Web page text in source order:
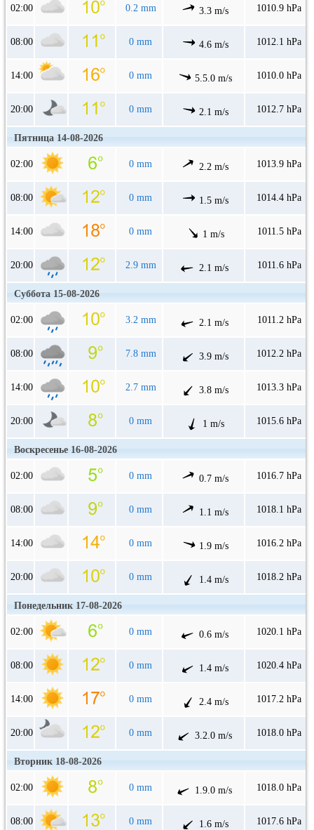
02:00 0.2 mm 3.3 m/s 1010.9 hPa
08:00 0 mm 4.6 m/s 1012.1 hPa
14:00 0 mm 5.5.0 m/s 1010.0 hPa
20:00 0 mm 2.1 m/s 1012.7 hPa
Пятница 14-08-2026
02:00 0 mm 2.2 m/s 1013.9 hPa
08:00 0 mm 1.5 m/s 1014.4 hPa
14:00 0 mm 1 m/s 1011.5 hPa
20:00 2.9 mm 2.1 m/s 1011.6 hPa
Суббота 15-08-2026
02:00 3.2 mm 2.1 m/s 1011.2 hPa
08:00 7.8 mm 3.9 m/s 1012.2 hPa
14:00 2.7 mm 3.8 m/s 1013.3 hPa
20:00 0 mm 1 m/s 1015.6 hPa
Воскресенье 16-08-2026
02:00 0 mm 0.7 m/s 1016.7 hPa
08:00 0 mm 1.1 m/s 1018.1 hPa
14:00 0 mm 1.9 m/s 1016.2 hPa
20:00 0 mm 1.4 m/s 1018.2 hPa
Понедельник 17-08-2026
02:00 0 mm 0.6 m/s 1020.1 hPa
08:00 0 mm 1.4 m/s 1020.4 hPa
14:00 0 mm 2.4 m/s 1017.2 hPa
20:00 0 mm 3.2.0 m/s 1018.0 hPa
Вторник 18-08-2026
02:00 0 mm 1.9.0 m/s 1018.0 hPa
08:00 0 mm 1.6 m/s 1017.6 hPa